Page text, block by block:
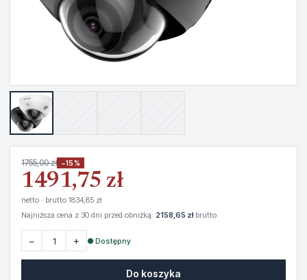
1755,00 zł −15%
1491,75 zł
netto · brutto 1834,85 zł
Najniższa cena z 30 dni przed obniżką: 2158,65 złbrutto
− + ● Dostępny
Do koszyka